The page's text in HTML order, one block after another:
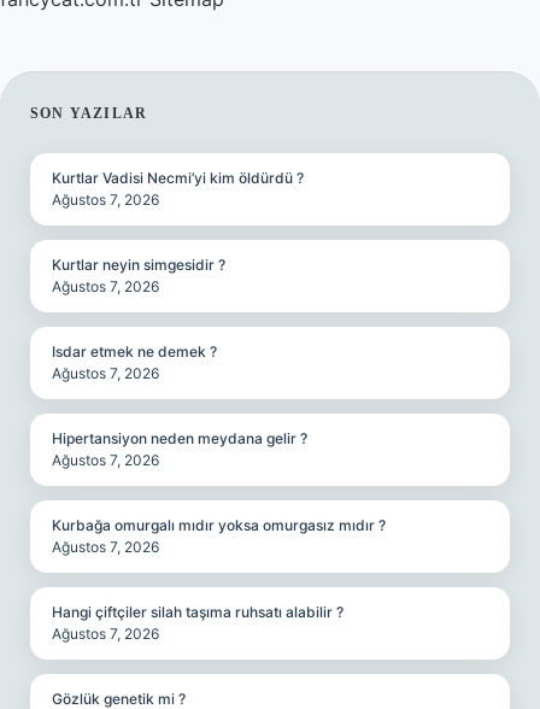
SIDEBAR
SON YAZILAR
Kurtlar Vadisi Necmi’yi kim öldürdü ?
Ağustos 7, 2026
Kurtlar neyin simgesidir ?
Ağustos 7, 2026
Isdar etmek ne demek ?
Ağustos 7, 2026
Hipertansiyon neden meydana gelir ?
Ağustos 7, 2026
Kurbağa omurgalı mıdır yoksa omurgasız mıdır ?
Ağustos 7, 2026
Hangi çiftçiler silah taşıma ruhsatı alabilir ?
Ağustos 7, 2026
Gözlük genetik mi ?